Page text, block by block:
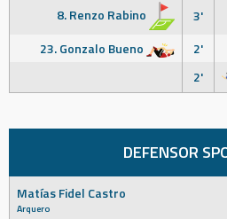
8. Renzo Rabino
3'
23. Gonzalo Bueno
2'
2'
DEFENSOR
Matías Fidel Castro
Arquero